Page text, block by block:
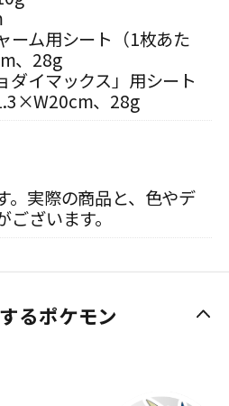
ーム用シート（1枚あた
、28g
ダイマックス」用シート
、28g
実際の商品と、色やデ
ざいます。
るポケモン